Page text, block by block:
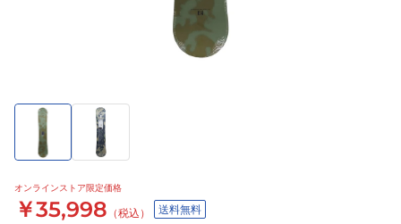
オンラインストア限定価格
￥35,998 （税込） 送料無料